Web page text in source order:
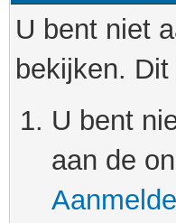
U bent niet
bekijken.
U bent
aan de